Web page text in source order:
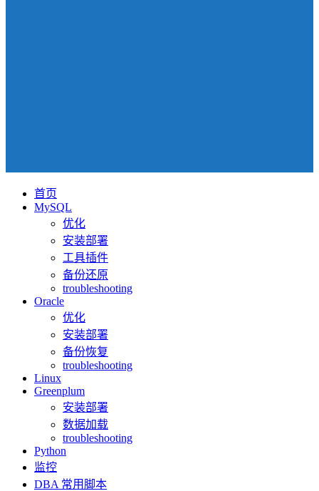
首页
MySQL
优化
安装部署
工具插件
备份还原
troubleshooting
Oracle
优化
安装部署
备份恢复
troubleshooting
Linux
Greenplum
安装部署
数据加载
troubleshooting
Python
监控
DBA 常用脚本